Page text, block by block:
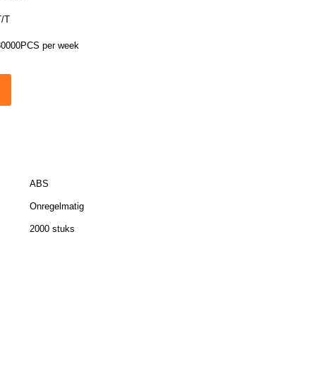
T
per week
ABS
Onregelmatig
2000 stuks